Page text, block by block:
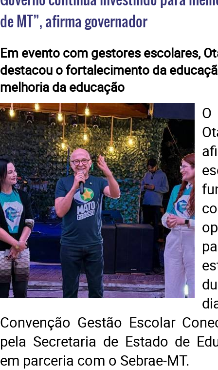
de MT”, afirma governador
​Em evento com gestores escolares,
destacou o fortalecimento da
melhoria da educação
Convenção Gestão Escolar
pela Secretaria de Estado de
em parceria com o Sebrae-MT.